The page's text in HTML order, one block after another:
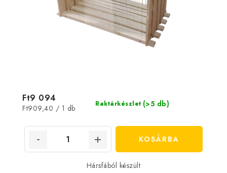
Raktárkészlet (>5 db)
Ft9 094
Egységár:
Ft909,40 / 1 db
KOSÁRBA
Hársfából készült